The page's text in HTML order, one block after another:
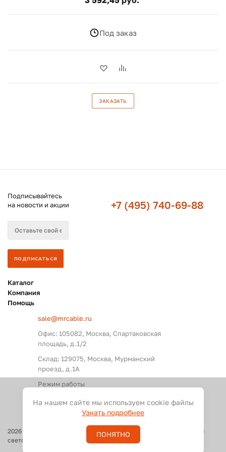
Под заказ
ЗАКАЗАТЬ
Подписывайтесь
на новости и акции
+7 (495) 740-69-88
Каталог
Компания
Помощь
sale@mrcable.ru
Офис: 105082, Москва, Спартаковская
площадь, д.1/2
Склад: 129075, Москва, Мурманский
проезд, д.1А
Режим работы
2026
Оптовые поставки кабелей и разъемов для аудио, видео и
светового оборудования
На нашем сайте мы используем cookie файлы
Узнать подробнее
ПОНЯТНО